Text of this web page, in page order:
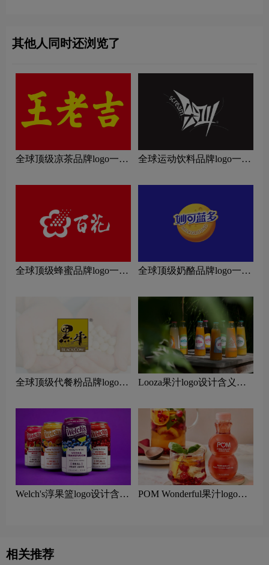
其他人同时还浏览了
全球顶级凉茶品牌logo一
全球运动饮料品牌logo一
全球顶级蜂蜜品牌logo一
全球顶级奶酪品牌logo一
全球顶级代餐粉品牌logo一
Looza果汁logo设计含义及
Welch's淳果篮logo设计含义
POM Wonderful果汁logo设
相关推荐